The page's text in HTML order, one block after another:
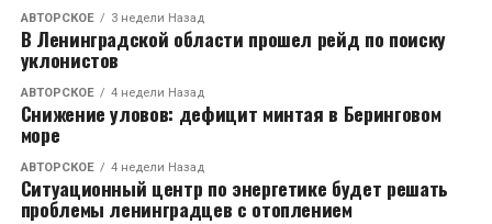
АВТОРСКОЕ 3 недели Назад
В Ленинградской области прошел рейд по поиску
уклонистов
АВТОРСКОЕ 4 недели Назад
Снижение уловов: дефицит минтая в Беринговом
море
АВТОРСКОЕ 4 недели Назад
Ситуационный центр по энергетике будет решать
проблемы ленинградцев с отоплением